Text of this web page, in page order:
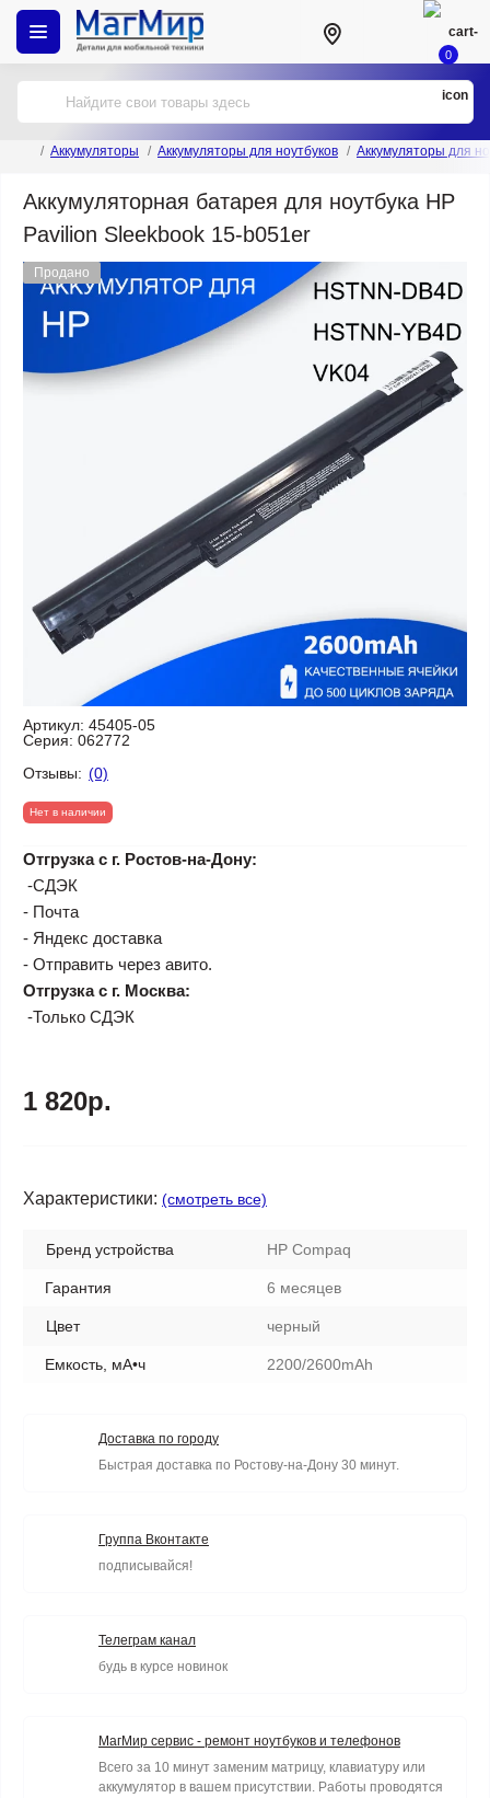
0
Аккумуляторы Аккумуляторы для ноутбуков Аккумуляторы для
Аккумуляторная батарея для ноутбука HP
Pavilion Sleekbook 15-b051er
Продано
Артикул: 45405-05
Серия: 062772
Отзывы: (0)
Нет в наличии
Отгрузка с г. Ростов-на-Дону:
-СДЭК
- Почта
- Яндекс доставка
- Отправить через авито.
Отгрузка с г. Москва:
-Только СДЭК
1 820р.
Характеристики: (смотреть все)
Бренд устройства HP Compaq
Гарантия 6 месяцев
Цвет черный
Емкость, мА•ч 2200/2600mAh
Доставка по городу
Быстрая доставка по Ростову-на-Дону 30 минут.
Группа Вконтакте
подписывайся!
Телеграм канал
будь в курсе новинок
МагМир сервис - ремонт ноутбуков и телефонов
Всего за 10 минут заменим матрицу, клавиатуру или
аккумулятор в вашем присутствии. Работы проводятся